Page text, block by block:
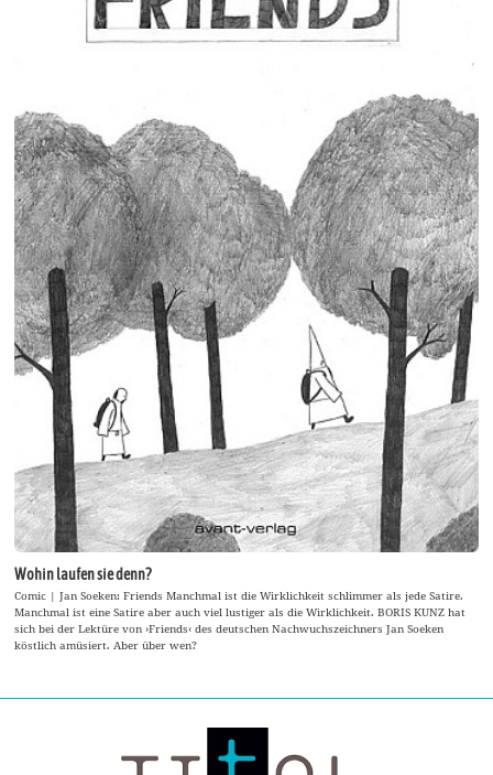
Wohin laufen sie denn?
Comic | Jan Soeken: Friends Manchmal ist die Wirklichkeit schlimmer als jede Satire.
Manchmal ist eine Satire aber auch viel lustiger als die Wirklichkeit. BORIS KUNZ hat
sich bei der Lektüre von ›Friends‹ des deutschen Nachwuchszeichners Jan Soeken
köstlich amüsiert. Aber über wen?